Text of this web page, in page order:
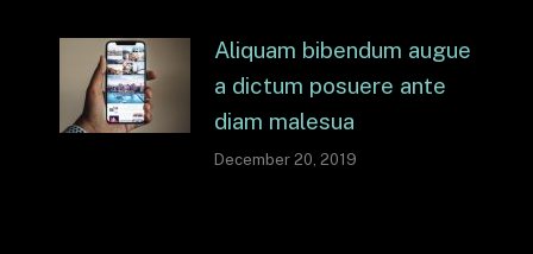
Aliquam bibendum augue
a dictum posuere ante
diam malesua
December 20, 2019